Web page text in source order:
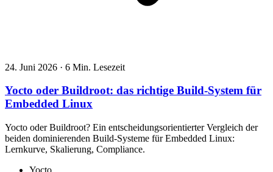
24. Juni 2026 · 6 Min. Lesezeit
Yocto oder Buildroot: das richtige Build-System für
Embedded Linux
Yocto oder Buildroot? Ein entscheidungsorientierter Vergleich der
beiden dominierenden Build-Systeme für Embedded Linux:
Lernkurve, Skalierung, Compliance.